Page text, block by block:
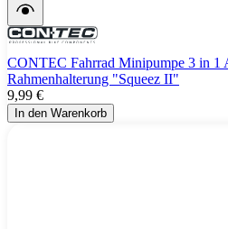
CONTEC Fahrrad Minipumpe 3 in
Rahmenhalterung "Squeez II"
9,99 €
In den Warenkorb